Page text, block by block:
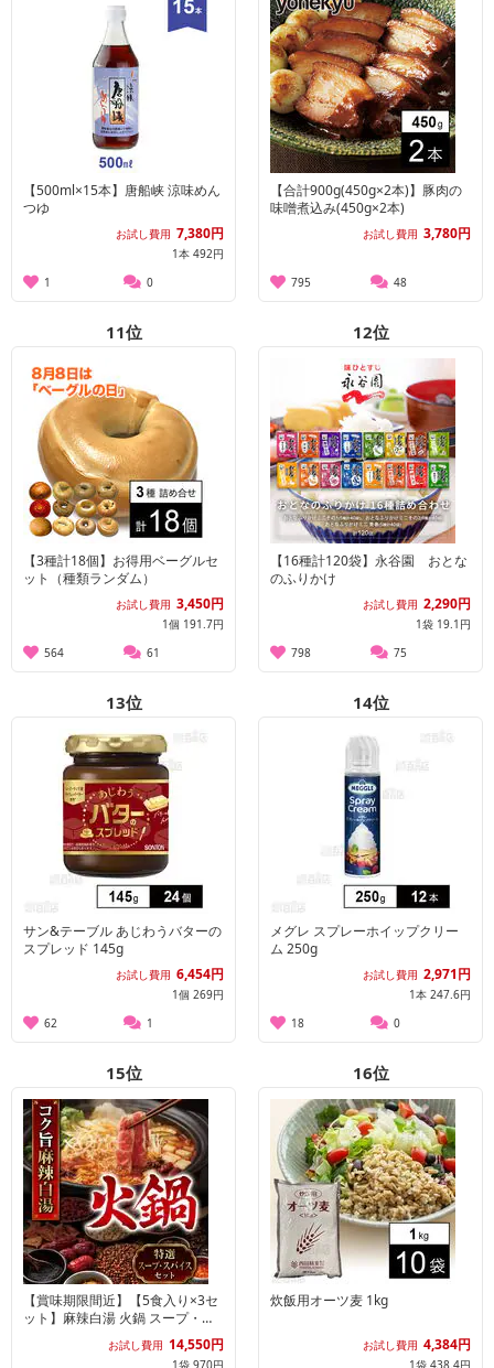
【500ml×15本】唐船峡 涼味めん
つゆ
お試し費用 7,380円
1本 492円
1
0
【合計900g(450g×2本)】豚肉の
味噌煮込み(450g×2本)
お試し費用 3,780円
795 48
11位
【3種計18個】お得用ベーグルセ
ット（種類ランダム）
お試し費用 3,450円
1個 191.7円
564
61
12位
【16種計120袋】永谷園 おとな
のふりかけ
お試し費用 2,290円
1袋 19.1円
798
75
13位
サン&テーブル あじわうバターの
スプレッド 145g
お試し費用 6,454円
1個 269円
62
1
14位
メグレ スプレーホイップクリー
ム 250g
お試し費用 2,971円
1本 247.6円
18
0
15位
【賞味期限間近】【5食入り×3セ
ット】麻辣白湯 火鍋 スープ・ス
パイスセット【お得なセット】
お試し費用 14,550円
1袋 970円
16位
炊飯用オーツ麦 1kg
お試し費用 4,384円
1袋 438.4円